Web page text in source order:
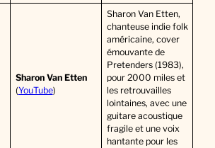
Sharon Van Etten
(YouTube)
Sharon Van Etten,
chanteuse indie folk
américaine, cover
émouvante de
Pretenders (1983),
pour 2000 miles et
les retrouvailles
lointaines, avec une
guitare acoustique
fragile et une voix
hantante pour les